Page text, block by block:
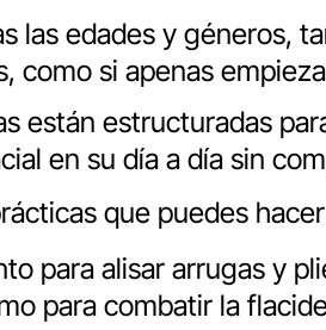
que puedes
para alisar arrugas y
para combatir la
están estructuradas
en su día a día sin
las edades y géneros,
como si apenas